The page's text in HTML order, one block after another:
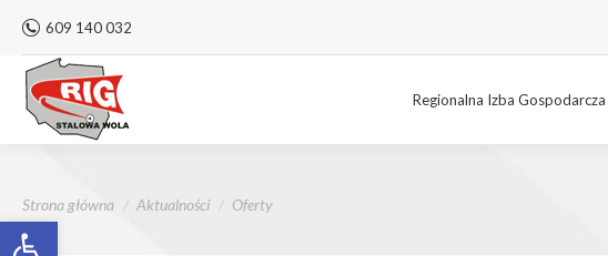
Otwórz pasek narzędzi
609 140 032
Regionalna Izba
Jesteś tutaj:
Strona główna Aktualności Oferty